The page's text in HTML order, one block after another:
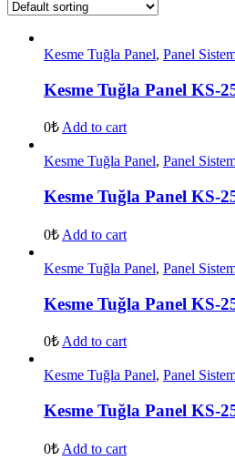
Kesme Tuğla Panel, Panel
Kesme Tuğla Panel KS-
0₺Add to cart
Kesme Tuğla Panel, Panel
Kesme Tuğla Panel KS-
0₺ Add to cart
Kesme Tuğla Panel, Panel
Kesme Tuğla Panel KS-
0₺ Add to cart
Kesme Tuğla Panel, Panel
Kesme Tuğla Panel KS-
0₺ Add to cart